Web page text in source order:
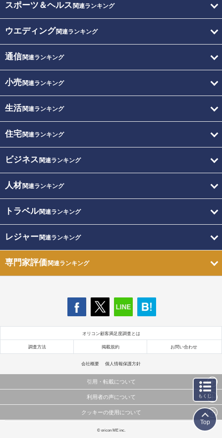
スポーツ＆ヘルス 関連ランキング
ウエディング関連ランキング
通信関連ランキング
小売関連ランキング
生活関連ランキング
住宅関連ランキング
ビジネス 関連ランキング
人材関連ランキング
トラベル関連ランキング
レジャー関連ランキング
専門家評価関連ランキング
オリコン顧客満足度調査とは
調査方法 掲載規約 お問い合わせ
会社概要 個人情報保護方針
引用・転載について
当サイトで公開されている情報（文字、写真、イラスト、画像データ等）及びこれらの配置・
これらの情報を権利者の許可なく無断転載・複製などの二次利用を行うことは固く禁じており
利用者の声について
当サイトに掲載している内容はすべてサービスの利用者が提出された見解・感想です。
弊社の見解・ 意見ではないことをご理解いただいた上でご覧ください。
クッキーの使用について
このサイトでは Cookie を使用して、ユーザーに合わせたコンテンツや広告の表示、ソーシャル
© oricon ME inc.
もくじ
Top